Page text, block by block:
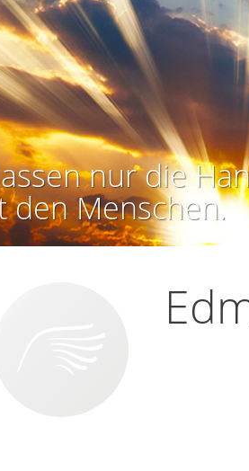
nur die
den Menschen.